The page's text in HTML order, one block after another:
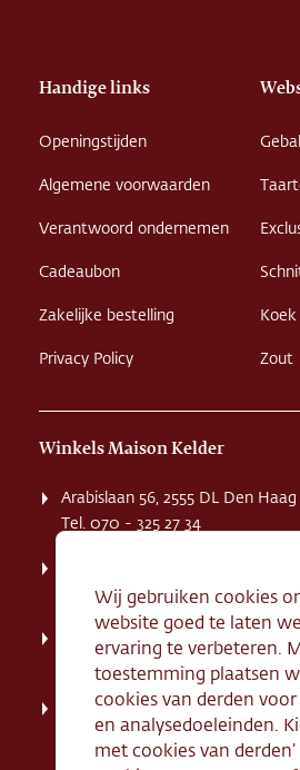
Handige links
Openingstijden
Algemene voorwaarden
Verantwoord ondernemen
Cadeaubon
Zakelijke bestelling
Privacy Policy Zout
Winkels Maison Kelder
Arabislaan 56, 2555 DL Den Haag
Tel. 070 - 325 27 34
Tel. 070 - 324 94 09
Kerkstraat 71, 2242 HD
Tel. 070 - 517 95 07
Dorpsstraat 134, 2712 AN
Tel. 079 - 316 78 95
Wij gebruiken cookies
website goed te laten
ervaring te verbeteren.
toestemming plaatsen
cookies van derden
en analysedoeleinden.
met cookies van